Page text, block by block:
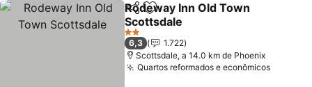
PartilharAdicionar aos favoritos
Rodeway Inn Old Town
Scottsdale
2 Estrelas
6,3
1.722
Scottsdale, a 14.0 km de Phoenix
Quartos reformados e econômicos